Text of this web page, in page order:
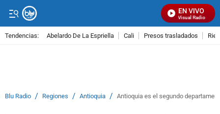
EN VIVO
Señal Visual Radio
Tendencias: Abelardo De La Espriella Cali Presos trasladados
Blu Radio / Regiones / Antioquia / Antioquia es el segundo